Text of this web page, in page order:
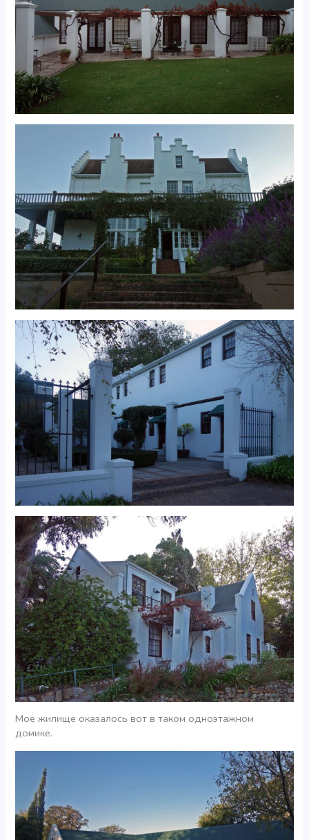
Мое жилище оказалось вот в таком одноэтажном
домике.